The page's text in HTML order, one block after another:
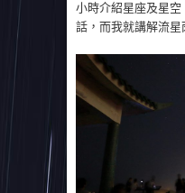
小時介紹星座及星
話，而我就講解流星